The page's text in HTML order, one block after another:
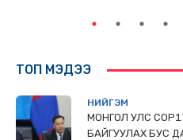
ТОП МЭДЭЭ
НИЙГЭМ
МОНГОЛ УЛС
БАЙГУУЛАХ БУС